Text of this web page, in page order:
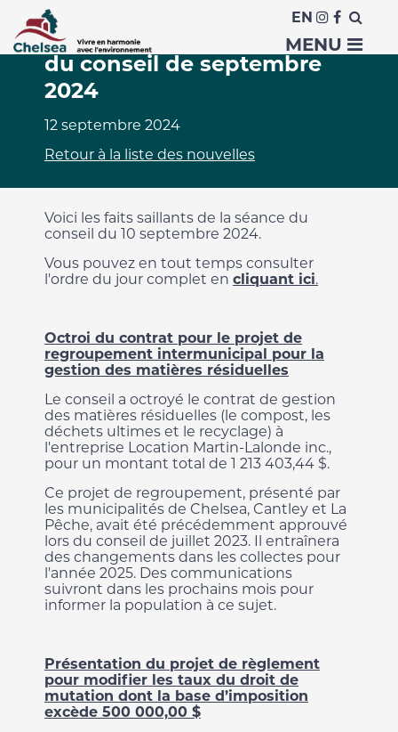
EN
MENU
Faits saillants de la séance
du conseil de septembre
2024
12 septembre 2024
Retour à la liste des nouvelles
Voici les faits saillants de la séance du
conseil du 10 septembre 2024.
Vous pouvez en tout temps consulter
l'ordre du jour complet en cliquant ici.
Octroi du contrat pour le projet de
regroupement intermunicipal pour la
gestion des matières résiduelles
Le conseil a octroyé le contrat de gestion
des matières résiduelles (le compost, les
déchets ultimes et le recyclage) à
l'entreprise Location Martin-Lalonde inc.,
pour un montant total de 1 213 403,44 $.
Ce projet de regroupement, présenté par
les municipalités de Chelsea, Cantley et La
Pêche, avait été précédemment approuvé
lors du conseil de juillet 2023. Il entraînera
des changements dans les collectes pour
l'année 2025. Des communications
suivront dans les prochains mois pour
informer la population à ce sujet.
Présentation du projet de règlement
pour modifier les taux du droit de
mutation dont la base d’imposition
excède 500 000,00 $